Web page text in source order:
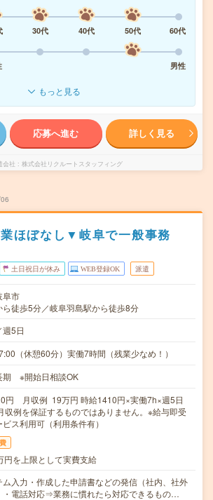
30代 40代 50代
60代
男性
もっと見る
応募へ進む 詳しく見る
会社 株式会社リクルートスタッフィング
ほぼなし▼岐阜で一般事務
土日祝日が休み WEB登録OK 派遣
阜市
ら徒歩5分／岐阜羽島駅から徒歩8分
週5日
（休憩60分）実働7時間（残業少なめ！）
期 ※開始日相談OK
円 月収例 19万円 時給1410円×実働7h×週5日
収例を保証するものではありません。※給与即受
ス利用可（利用条件有）
円を上限として実費支給
ム入力・作成した申請書などの発信（社内、社外
・電話対応⇒業務に慣れたら対応できるもの…